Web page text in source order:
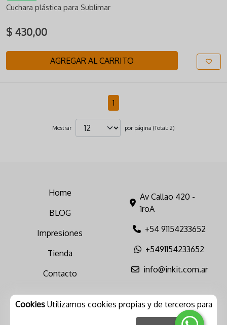
Cookies Utilizamos cookies propias y de terceros para
Cuchara plástica para Sublimar
$ 430,00
AGREGAR AL CARRITO
1
Mostrar por página (Total: 2)
Home
BLOG
Impresiones
Tienda
Contacto
Av Callao 420 -
1roA
+54 91154233652
+5491154233652
info@inkit.com.ar